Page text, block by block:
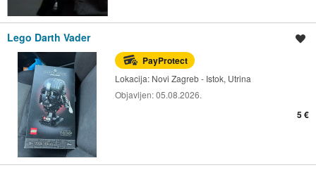
Lego Darth Vader
PayProtect
Lokacija: Novi Zagreb - Istok, Utrina
Objavljen:05.08.2026.
5 €